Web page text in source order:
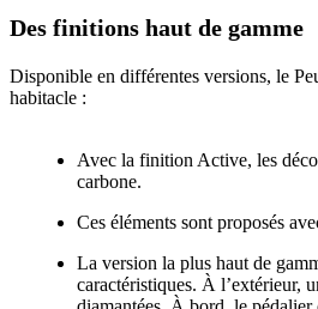
Des finitions haut de gamme
Disponible en différentes versions, le
habitacle :
Avec la finition Active, les
carbone.
Ces éléments sont proposés
La version la plus haut de
caractéristiques. À l’extérieur,